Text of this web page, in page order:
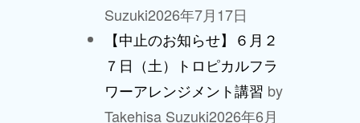
Suzuki2026年7月17日
【中止のお知らせ】６月２
７日（土）トロピカルフラ
ワーアレンジメント講習 by
Takehisa Suzuki2026年6月